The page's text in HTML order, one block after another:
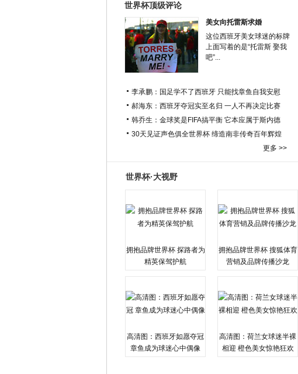
世界杯顶级评论
美女向托雷斯求婚
这位西班牙美女球迷的标牌
上面写着的是“托雷斯 娶我
吧”...
李承鹏：国足学不了西班牙 只能找章鱼自我安慰
郝海东：西班牙夺冠实至名归 一人不再决定比赛
韩乔生：金球奖是FIFA搞平衡 它本应属于斯内德
30天见证声色俱全世界杯 缔造南非传奇百年辉煌
更多 >>
世界杯·大视野
拥抱品牌世界杯 探路者为
精英保驾护航
拥抱品牌世界杯 搜狐体育
营销及品牌传播沙龙
高清图：西班牙如愿夺冠
章鱼成为球迷心中偶像
高清图：荷兰女球迷半裸
相迎 橙色美女惊艳狂欢